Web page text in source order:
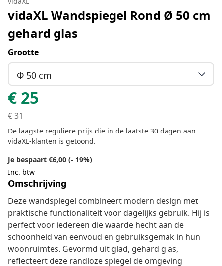
vidaXL Wandspiegel Rond Ø 50 cm
gehard glas
Grootte
Φ 50 cm
€ 25
€31
De laagste reguliere prijs die in de laatste 30 dagen aan
vidaXL-klanten is getoond.
Je bespaart €6,00 (- 19%)
Inc. btw
Omschrijving
Deze wandspiegel combineert modern design met
praktische functionaliteit voor dagelijks gebruik. Hij is
perfect voor iedereen die waarde hecht aan de
schoonheid van eenvoud en gebruiksgemak in hun
woonruimtes. Gevormd uit glad, gehard glas,
reflecteert deze randloze spiegel de omgeving